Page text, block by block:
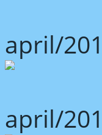
april/
april/